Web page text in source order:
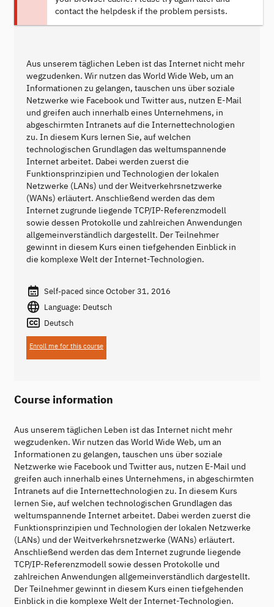
contact the helpdesk if the problem persists.
Aus unserem täglichen Leben ist das Internet nicht mehr
wegzudenken. Wir nutzen das World Wide Web, um an
Informationen zu gelangen, tauschen uns über soziale
Netzwerke wie Facebook und Twitter aus, nutzen E-Mail
und greifen auch innerhalb eines Unternehmens, in
abgeschirmten Intranets auf die Internettechnologien
zu. In diesem Kurs lernen Sie, auf welchen
technologischen Grundlagen das weltumspannende
Internet arbeitet. Dabei werden zuerst die
Funktionsprinzipien und Technologien der lokalen
Netzwerke (LANs) und der Weitverkehrsnetzwerke
(WANs) erläutert. Anschließend werden das dem
Internet zugrunde liegende TCP/IP-Referenzmodell
sowie dessen Protokolle und zahlreichen Anwendungen
allgemeinverständlich dargestellt. Der Teilnehmer
gewinnt in diesem Kurs einen tiefgehenden Einblick in
die komplexe Welt der Internet-Technologien.
Self-paced since October 31, 2016
Language: Deutsch
Deutsch
Enroll me for this course
Course information
Aus unserem täglichen Leben ist das Internet nicht mehr
wegzudenken. Wir nutzen das World Wide Web, um an
Informationen zu gelangen, tauschen uns über soziale
Netzwerke wie Facebook und Twitter aus, nutzen E-Mail und
greifen auch innerhalb eines Unternehmens, in abgeschirmten
Intranets auf die Internettechnologien zu. In diesem Kurs
lernen Sie, auf welchen technologischen Grundlagen das
weltumspannende Internet arbeitet. Dabei werden zuerst die
Funktionsprinzipien und Technologien der lokalen Netzwerke
(LANs) und der Weitverkehrsnetzwerke (WANs) erläutert.
Anschließend werden das dem Internet zugrunde liegende
TCP/IP-Referenzmodell sowie dessen Protokolle und
zahlreichen Anwendungen allgemeinverständlich dargestellt.
Der Teilnehmer gewinnt in diesem Kurs einen tiefgehenden
Einblick in die komplexe Welt der Internet-Technologien.